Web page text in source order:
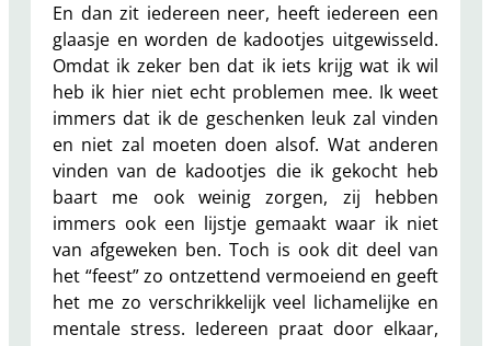
En dan zit iedereen neer, heeft iedereen een
glaasje en worden de kadootjes uitgewisseld.
Omdat ik zeker ben dat ik iets krijg wat ik wil
heb ik hier niet echt problemen mee. Ik weet
immers dat ik de geschenken leuk zal vinden
en niet zal moeten doen alsof. Wat anderen
vinden van de kadootjes die ik gekocht heb
baart me ook weinig zorgen, zij hebben
immers ook een lijstje gemaakt waar ik niet
van afgeweken ben. Toch is ook dit deel van
het “feest” zo ontzettend vermoeiend en geeft
het me zo verschrikkelijk veel lichamelijke en
mentale stress. Iedereen praat door elkaar,